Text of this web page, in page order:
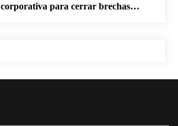
corporativa para cerrar brechas